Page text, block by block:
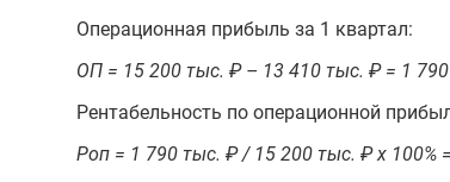
Операционная прибыль за 1 квартал:
ОП = 15 200 тыс. ₽ – 13 410 тыс. ₽ = 1
Рентабельность по операционной
Роп = 1 790 тыс. ₽ / 15 200 тыс. ₽ х 100%